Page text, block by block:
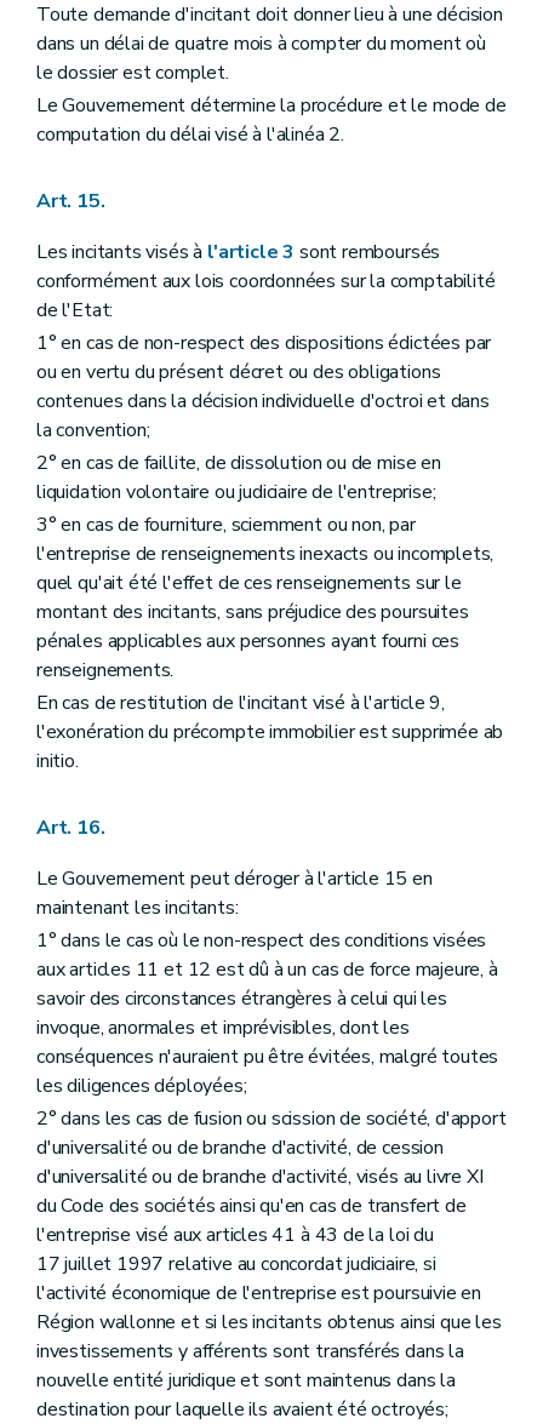
Toute demande d'incitant doit donner lieu à une décision
dans un délai de quatre mois à compter du moment où
le dossier est complet.
Le Gouvernement détermine la procédure et le mode de
computation du délai visé à l'alinéa 2.
Art. 15.
Les incitants visés à l'article 3 sont remboursés
conformément aux lois coordonnées sur la comptabilité
de l'Etat:
1° en cas de non-respect des dispositions édictées par
ou en vertu du présent décret ou des obligations
contenues dans la décision individuelle d'octroi et dans
la convention;
2° en cas de faillite, de dissolution ou de mise en
liquidation volontaire ou judiciaire de l'entreprise;
3° en cas de fourniture, sciemment ou non, par
l'entreprise de renseignements inexacts ou incomplets,
quel qu'ait été l'effet de ces renseignements sur le
montant des incitants, sans préjudice des poursuites
pénales applicables aux personnes ayant fourni ces
renseignements.
En cas de restitution de l'incitant visé à l'article 9,
l'exonération du précompte immobilier est supprimée ab
initio.
Art. 16.
Le Gouvernement peut déroger à l'article 15 en
maintenant les incitants:
1° dans le cas où le non-respect des conditions visées
aux articles 11 et 12 est dû à un cas de force majeure, à
savoir des circonstances étrangères à celui qui les
invoque, anormales et imprévisibles, dont les
conséquences n'auraient pu être évitées, malgré toutes
les diligences déployées;
2° dans les cas de fusion ou scission de société, d'apport
d'universalité ou de branche d'activité, de cession
d'universalité ou de branche d'activité, visés au livre XI
du Code des sociétés ainsi qu'en cas de transfert de
l'entreprise visé aux articles 41 à 43 de la loi du
17 juillet 1997 relative au concordat judiciaire, si
l'activité économique de l'entreprise est poursuivie en
Région wallonne et si les incitants obtenus ainsi que les
investissements y afférents sont transférés dans la
nouvelle entité juridique et sont maintenus dans la
destination pour laquelle ils avaient été octroyés;